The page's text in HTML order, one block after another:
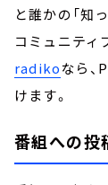
と誰かの「知
コミュニティ
radikoなら
けます。
番組への投